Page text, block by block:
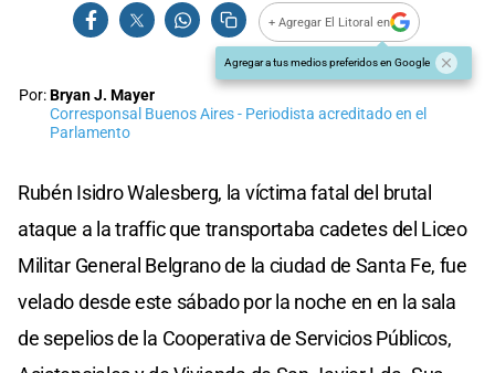
+ Agregar El Litoral en
Agregar a tus medios preferidos en Google
Por:Bryan J. Mayer
Corresponsal Buenos Aires - Periodista acreditado en el
Parlamento
Rubén Isidro Walesberg, la víctima fatal del brutal
ataque a la traffic que transportaba cadetes del Liceo
Militar General Belgrano de la ciudad de Santa Fe, fue
velado desde este sábado por la noche en en la sala
de sepelios de la Cooperativa de Servicios Públicos,